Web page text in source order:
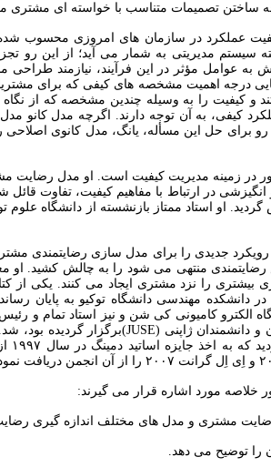
ساختن تصمیمات متناسب با خواسته ای مشتری
سیستم مدیریتی به شمار می آید؛ از این رو
به عوامل مؤثر در این فرآیند، نیازمند
درجه اهمیت مشخصه های کیفی که برای
کیفیت را به وسیله چندین مشخصه که از نگاه
کیفی، به آن توجه دارند. اگرچه مدل کانو
برای حل این مسأله، یانگ، مدل کانوی
در زمینه مدیریت کیفیت است. او مدل
در ارتباط با مفاهیم کیفیت، تفاوت
و همکارانش در اواخر سال ۱۹۷۰ و اوایل سال ۱۹۸۰، رویکرد جدیدی را
منتهی می شود را به چالش کشید. او
بیشتری را نزد مشتری ایجاد می کنند. یکی از
الکترو کامیونی کی شن و نیز استاد تمام و
(JUSE)برگزار گردیده بود،
مورد اشاره قرار می گیرند:
مشتری و مدل های مختلف اندازه گیری
را توضیح می دهد.